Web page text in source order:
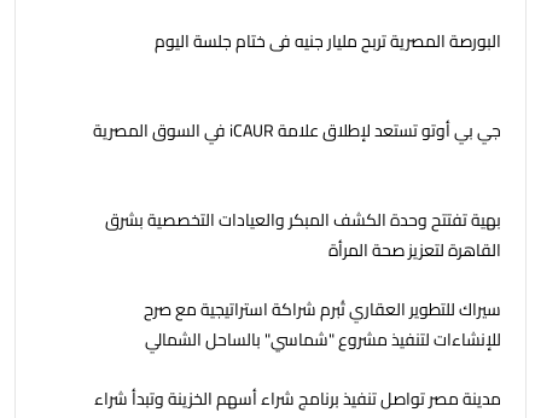
البورصة المصرية تربح مليار جنيه فى ختام جلسة اليوم
جي بي أوتو تستعد لإطلاق علامة iCAUR في السوق المصرية
بهية تفتتح وحدة الكشف المبكر والعيادات التخصصية بشرق
القاهرة لتعزيز صحة المرأة
سيراك للتطوير العقاري تُبرم شراكة استراتيجية مع صرح
للإنشاءات لتنفيذ مشروع "شماسي" بالساحل الشمالي
مدينة مصر تواصل تنفيذ برنامج شراء أسهم الخزينة وتبدأ شراء